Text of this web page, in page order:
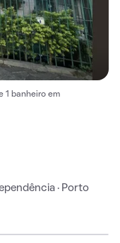
1 banheiro em
· Porto